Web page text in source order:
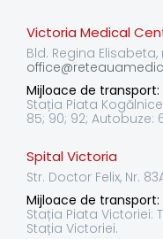
Victoria Medical
Bld. Regina Elisabeta,
Mijloace de transport:
Stația Piata
85; 90; 92; Autobuze:
Spital Victoria
Str. Doctor Felix, Nr.
Mijloace de transport:
Stația Piata Victoriei:
Stația Victoriei.